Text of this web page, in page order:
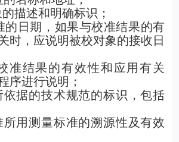
描述和明确标识；
的日期，如果与校准结果的有
时，应说明被校对象的接收日
准结果的有效性和应用有关
序进行说明；
据的技术规范的标识，包括
用测量标准的溯源性及有效